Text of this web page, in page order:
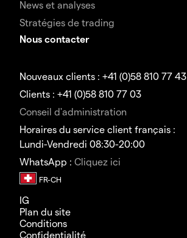
News et analyses
Stratégies de trading
Nous contacter
Nouveaux clients : +41 (0)58 810 77 43
Clients : +41 (0)58 810 77 03
Conseil d'administration
Horaires du service client français :
Lundi-Vendredi 08:30-20:00
WhatsApp : Cliquez ici
IG
Plan du site
Conditions
Confidentialité